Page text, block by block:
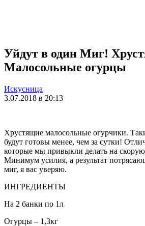
Уйдут в один Миг!
Малосольные огурцы
Искусница
3.07.2018 в 20:13
Хрустящие малосольные огурчики.
будут готовы менее, чем за сутки!
которые мы привыкли делать на скорую
Минимум усилия, а результат
миг, я вас уверяю.
ИНГРЕДИЕНТЫ
На 2 банки по 1л
Огурцы – 1,3кг